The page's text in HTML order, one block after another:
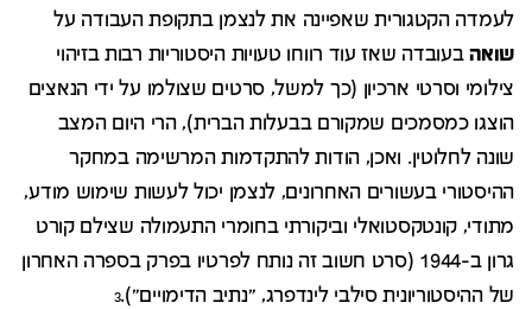
לעמדה הקטגורית שאפיינה את לנצמן בתקופת העבודה על
שואהבעובדה שאז עוד רווחו טעויות היסטוריות רבות בזיהוי
צילומי וסרטי ארכיון (כך למשל, סרטים שצולמו על ידי הנאצים
הוצגו כמסמכים שמקורם בבעלות הברית), הרי היום המצב
שונה לחלוטין. ואכן, הודות להתקדמות המרשימה במחקר
ההיסטורי בעשורים האחרונים, לנצמן יכול לעשות שימוש מודע,
מתודי, קונטקסטואלי וביקורתי בחומרי התעמולה שצילם קורט
גרון ב-1944 (סרט חשוב זה נותח לפרטיו בפרק בספרה האחרון
של ההיסטוריונית סילבי לינדפרג, "נתיב הדימויים").3